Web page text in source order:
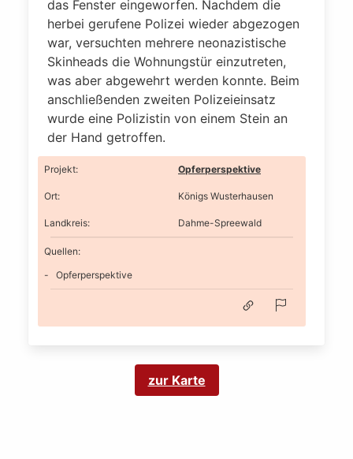
das Fenster eingeworfen. Nachdem die
herbei gerufene Polizei wieder abgezogen
war, versuchten mehrere neonazistische
Skinheads die Wohnungstür einzutreten,
was aber abgewehrt werden konnte. Beim
anschließenden zweiten Polizeieinsatz
wurde eine Polizistin von einem Stein an
der Hand getroffen.
Projekt: Opferperspektive
Ort: Königs Wusterhausen
Landkreis: Dahme-Spreewald
Quellen:
Opferperspektive
zur Karte